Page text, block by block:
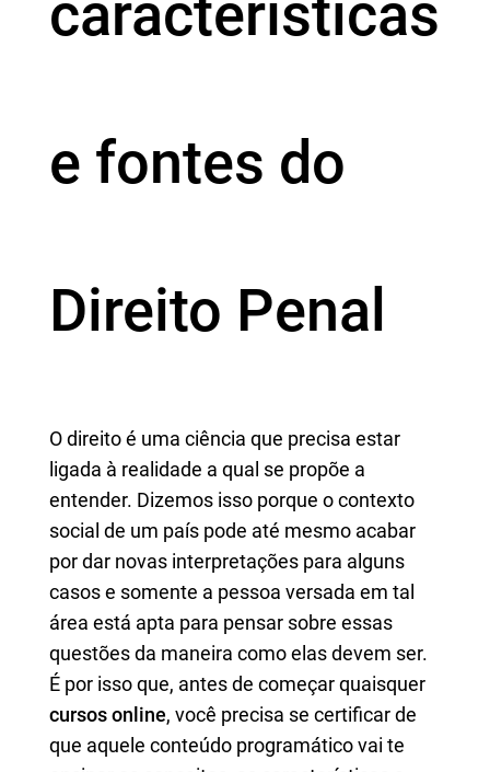
características
e fontes do
Direito Penal
O direito é uma ciência que precisa estar
ligada à realidade a qual se propõe a
entender. Dizemos isso porque o contexto
social de um país pode até mesmo acabar
por dar novas interpretações para alguns
casos e somente a pessoa versada em tal
área está apta para pensar sobre essas
questões da maneira como elas devem ser.
É por isso que, antes de começar quaisquer
cursos online, você precisa se certificar de
que aquele conteúdo programático vai te